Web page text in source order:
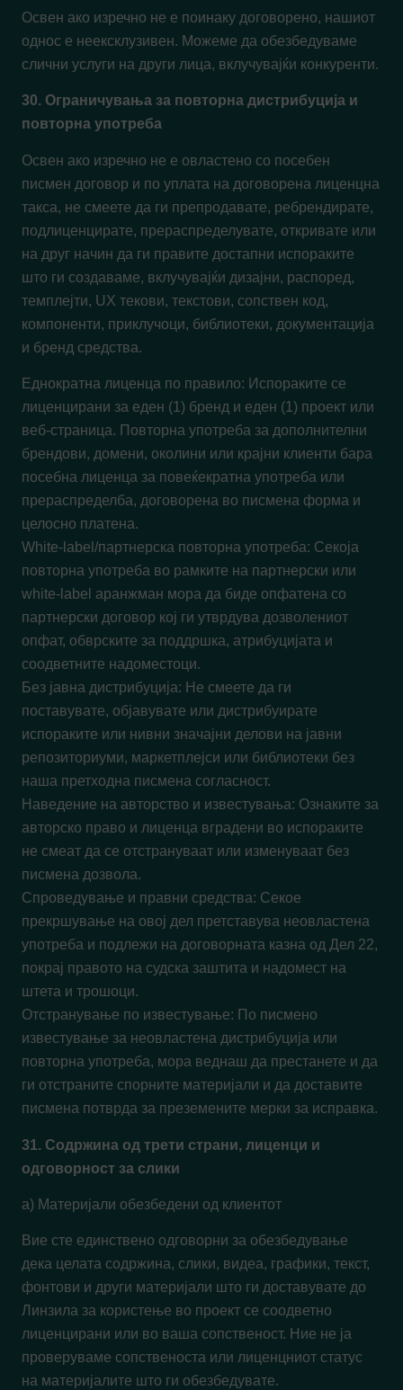
Освен ако изречно не е поинаку договорено, нашиот
однос е неексклузивен. Можеме да обезбедуваме
слични услуги на други лица, вклучувајќи конкуренти.
30. Ограничувања за повторна дистрибуција и
повторна употреба
Освен ако изречно не е овластено со посебен
писмен договор и по уплата на договорена лиценцна
такса, не смеете да ги препродавате, ребрендирате,
подлиценцирате, прераспределувате, откривате или
на друг начин да ги правите достапни испораките
што ги создаваме, вклучувајќи дизајни, распоред,
темплејти, UX текови, текстови, сопствен код,
компоненти, приклучоци, библиотеки, документација
и бренд средства.
Еднократна лиценца по правило: Испораките се
лиценцирани за еден (1) бренд и еден (1) проект или
веб-страница. Повторна употреба за дополнителни
брендови, домени, околини или крајни клиенти бара
посебна лиценца за повеќекратна употреба или
прераспределба, договорена во писмена форма и
целосно платена.
White-label/партнерска повторна употреба: Секоја
повторна употреба во рамките на партнерски или
white-label аранжман мора да биде опфатена со
партнерски договор кој ги утврдува дозволениот
опфат, обврските за поддршка, атрибуцијата и
соодветните надоместоци.
Без јавна дистрибуција: Не смеете да ги
поставувате, објавувате или дистрибуирате
испораките или нивни значајни делови на јавни
репозиториуми, маркетплејси или библиотеки без
наша претходна писмена согласност.
Наведение на авторство и известувања: Ознаките за
авторско право и лиценца вградени во испораките
не смеат да се отстрануваат или изменуваат без
писмена дозвола.
Спроведување и правни средства: Секое
прекршување на овој дел претставува неовластена
употреба и подлежи на договорната казна од Дел 22,
покрај правото на судска заштита и надомест на
штета и трошоци.
Отстранување по известување: По писмено
известување за неовластена дистрибуција или
повторна употреба, мора веднаш да престанете и да
ги отстраните спорните материјали и да доставите
писмена потврда за преземените мерки за исправка.
31. Содржина од трети страни, лиценци и
одговорност за слики
а) Материјали обезбедени од клиентот
Вие сте единствено одговорни за обезбедување
дека целата содржина, слики, видеа, графики, текст,
фонтови и други материјали што ги доставувате до
Линзила за користење во проект се соодветно
лиценцирани или во ваша сопственост. Ние не ја
проверуваме сопственоста или лиценцниот статус
на материјалите што ги обезбедувате.